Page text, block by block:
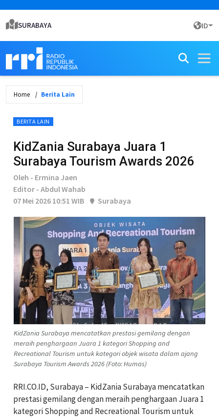
SURABAYA ID
Home Berita Lain
BERITA LAIN
KidZania Surabaya Juara 1
Surabaya Tourism Awards 2026
Oleh - Ermina Jaen
Editor - Abdul Wahab
07 Mei 2026 10:51 WIB
Surabaya
KidZania Surabaya mencatatkan prestasi gemilang dengan
meraih penghargaan Juara 1 kategori Shopping and
Recreational Tourism untuk kategori objek wisata dalam ajang
Surabaya Tourism Awards 2026 (Foto: Humas)
RRI.CO.ID, Surabaya – KidZania Surabaya mencatatkan
prestasi gemilang dengan meraih penghargaan Juara 1
kategori Shopping and Recreational Tourism untuk